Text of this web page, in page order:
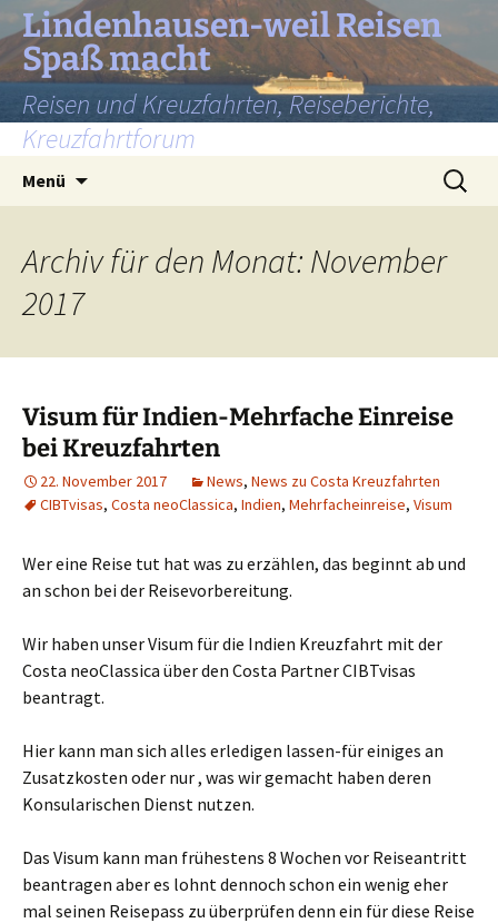
Lindenhausen-weil Reisen
Spaß macht
Reisen und Kreuzfahrten, Reiseberichte,
Kreuzfahrtforum
Menü
Suchen
nach:
Archiv für den Monat: November
2017
Visum für Indien-Mehrfache Einreise
bei Kreuzfahrten
22. November 2017 News, News zu Costa Kreuzfahrten
CIBTvisas, Costa neoClassica, Indien, Mehrfacheinreise, Visum
Wer eine Reise tut hat was zu erzählen, das beginnt ab und
an schon bei der Reisevorbereitung.
Wir haben unser Visum für die Indien Kreuzfahrt mit der
Costa neoClassica über den Costa Partner CIBTvisas
beantragt.
Hier kann man sich alles erledigen lassen-für einiges an
Zusatzkosten oder nur , was wir gemacht haben deren
Konsularischen Dienst nutzen.
Das Visum kann man frühestens 8 Wochen vor Reiseantritt
beantragen aber es lohnt dennoch schon ein wenig eher
mal seinen Reisepass zu überprüfen denn ein für diese Reise